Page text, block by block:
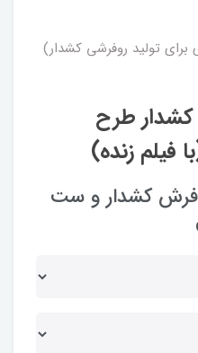
تولید روفرشی کشدار)
طرح
فرش کشدار و ست